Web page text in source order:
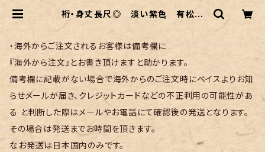
裄・身丈長尺◎ 淡い紫色 有松鳴
海絞りの浴衣 紫陽花柄 | リサイク
・海外からご注文されるお客様は備考欄に
『海外から注文』とお書き頂けますと助かります。
備考欄に記載がない場合で海外からのご注文時にベイスよりお知
らせメールが届き、クレジットカードなどの不正利用の可能性があ
る と判断した際はメールやお電話にて確認後の発送となります。
その場合は発送までお時間を頂きます。
なお発送は日本国内のみです。